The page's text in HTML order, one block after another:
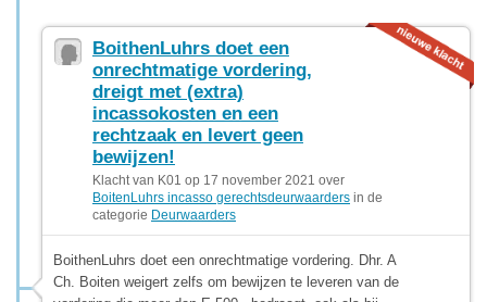
BoithenLuhrs doet een
onrechtmatige vordering,
dreigt met (extra)
incassokosten en een
rechtzaak en levert geen
bewijzen!
Klacht van K01 op 17 november 2021 over
BoitenLuhrs incasso gerechtsdeurwaarders in de
categorie Deurwaarders
BoithenLuhrs doet een onrechtmatige vordering. Dhr. A
Ch. Boiten weigert zelfs om bewijzen te leveren van de